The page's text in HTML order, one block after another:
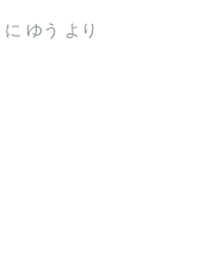
に ゆう より